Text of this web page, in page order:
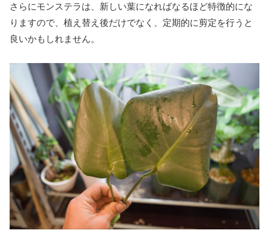
さらにモンステラは、新しい葉になればなるほど特徴的にな
りますので、植え替え後だけでなく、定期的に剪定を行うと
良いかもしれません。